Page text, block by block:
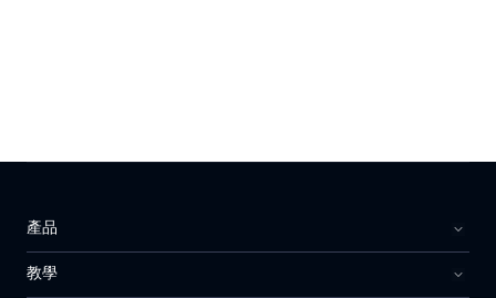
產品
教學